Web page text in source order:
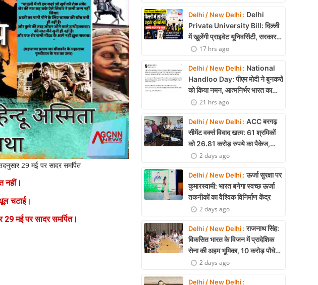
29 मई पर सादर समर्पित
नहीं।
चटाई।
29 मई पर सादर समर्पित।
Delhi / New Delhi : Delhi
Private University Bill: दिल्ली
में खुलेंगी प्राइवेट यूनिवर्सिटी, सरकार
लाएगी नया कानून
17 hrs ago
Delhi / New Delhi : National
Handloo Day: पीएम मोदी ने बुनकरों
को किया नमन, आत्मनिर्भर भारत का
बताया मजबूत आधार
21 hrs ago
Delhi / New Delhi : ACC बरगढ़
सीमेंट वर्क्स विवाद खत्म: 61 श्रमिकों
को 26.81 करोड़ रुपये का पैकेज,
समझौते पर मुहर
2 days ago
Delhi / New Delhi :ऊर्जा सुरक्षा पर
कुमारस्वामी: भारत बनेगा स्वच्छ ऊर्जा
तकनीकों का वैश्विक विनिर्माण केंद्र
2 days ago
Delhi / New Delhi :राजनाथ सिंह:
विकसित भारत के विजन में प्रादेशिक
सेना की अहम भूमिका, 10 करोड़ पौधे
लगाने का रिकॉर्ड
2 days ago
Delhi / New Delhi :